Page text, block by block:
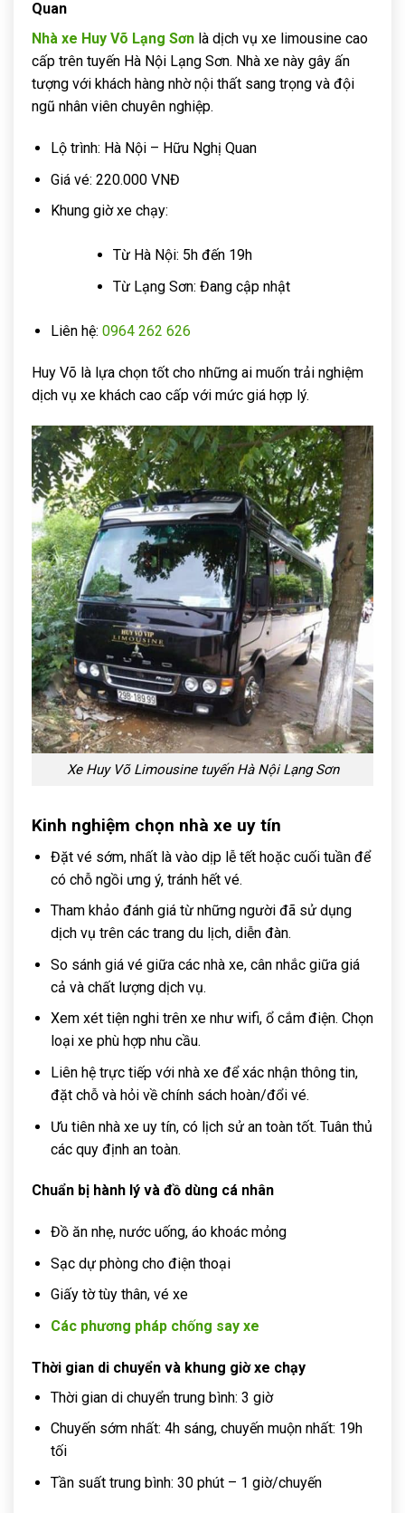
Quan
Nhà xe Huy Võ Lạng Sơn là dịch vụ xe limousine cao
cấp trên tuyến Hà Nội Lạng Sơn. Nhà xe này gây ấn
tượng với khách hàng nhờ nội thất sang trọng và đội
ngũ nhân viên chuyên nghiệp.
Lộ trình: Hà Nội – Hữu Nghị Quan
Giá vé: 220.000 VNĐ
Khung giờ xe chạy:
Từ Hà Nội: 5h đến 19h
Từ Lạng Sơn: Đang cập nhật
Liên hệ: 0964 262 626
Huy Võ là lựa chọn tốt cho những ai muốn trải nghiệm
dịch vụ xe khách cao cấp với mức giá hợp lý.
Xe Huy Võ Limousine tuyến Hà Nội Lạng Sơn
Kinh nghiệm chọn nhà xe uy tín
Đặt vé sớm, nhất là vào dịp lễ tết hoặc cuối tuần để
có chỗ ngồi ưng ý, tránh hết vé.
Tham khảo đánh giá từ những người đã sử dụng
dịch vụ trên các trang du lịch, diễn đàn.
So sánh giá vé giữa các nhà xe, cân nhắc giữa giá
cả và chất lượng dịch vụ.
Xem xét tiện nghi trên xe như wifi, ổ cắm điện. Chọn
loại xe phù hợp nhu cầu.
Liên hệ trực tiếp với nhà xe để xác nhận thông tin,
đặt chỗ và hỏi về chính sách hoàn/đổi vé.
Ưu tiên nhà xe uy tín, có lịch sử an toàn tốt. Tuân thủ
các quy định an toàn.
Chuẩn bị hành lý và đồ dùng cá nhân
Đồ ăn nhẹ, nước uống, áo khoác mỏng
Sạc dự phòng cho điện thoại
Giấy tờ tùy thân, vé xe
Các phương pháp chống say xe
Thời gian di chuyển và khung giờ xe chạy
Thời gian di chuyển trung bình: 3 giờ
Chuyến sớm nhất: 4h sáng, chuyến muộn nhất: 19h
tối
Tần suất trung bình: 30 phút – 1 giờ/chuyến